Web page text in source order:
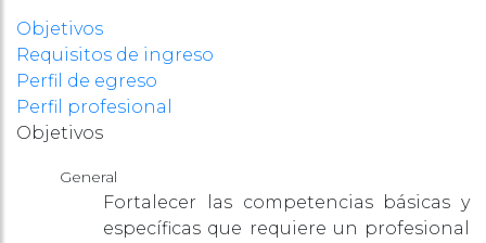
Objetivos
Requisitos de ingreso
Perfil de egreso
Perfil profesional
Objetivos
General
Fortalecer las competencias básicas y
específicas que requiere un profesional